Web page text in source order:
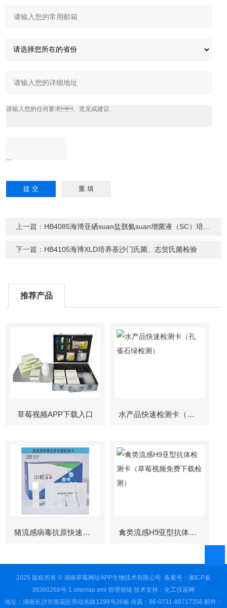
上一篇： HB4085海博亚硒suan盐胱氨suan增菌液（SC）培养基
下一篇： HB4105海博XLD培养基沙门氏菌、志贺氏菌检验
推荐产品
草莓视频APP下载入口 水产品快速检测卡（孔雀石绿检测）
猪流感病毒抗原快速检测卡 禽类流感H9亚型抗体检测卡（草莓视频免费下载检测）
2025 版权所有 © 湖南草莓网址APP生物技术有限公司 备案号：湘ICP备
38360269号-1 sitemap.xml 管理登陆 技术支持：化工仪器网
地址：湖南长沙市雨花区劳动东路1299号26栋 传真：86-0731-89717356 邮件：